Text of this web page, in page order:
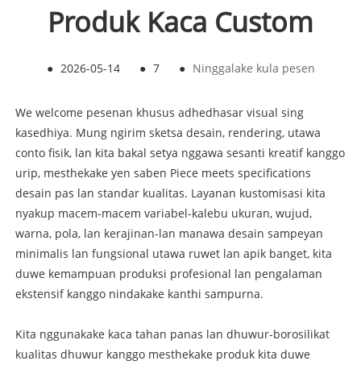
Produk Kaca Custom
● 2026-05-14 ● 7 ● Ninggalake kula pesen
We welcome pesenan khusus adhedhasar visual sing
kasedhiya. Mung ngirim sketsa desain, rendering, utawa
conto fisik, lan kita bakal setya nggawa sesanti kreatif kanggo
urip, mesthekake yen saben Piece meets specifications
desain pas lan standar kualitas. Layanan kustomisasi kita
nyakup macem-macem variabel-kalebu ukuran, wujud,
warna, pola, lan kerajinan-lan manawa desain sampeyan
minimalis lan fungsional utawa ruwet lan apik banget, kita
duwe kemampuan produksi profesional lan pengalaman
ekstensif kanggo nindakake kanthi sampurna.
Kita nggunakake kaca tahan panas lan dhuwur-borosilikat
kualitas dhuwur kanggo mesthekake produk kita duwe